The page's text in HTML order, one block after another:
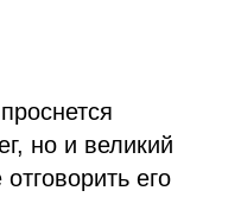
но и великий
его